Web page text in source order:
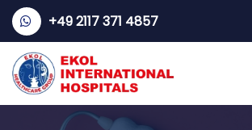
+49 2117 371 4857